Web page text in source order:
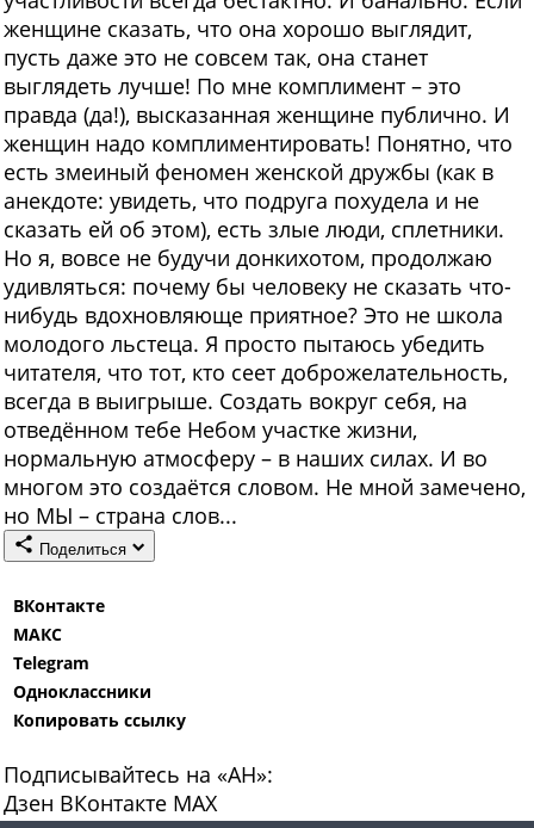
женщине сказать, что она хорошо выглядит,
пусть даже это не совсем так, она станет
выглядеть лучше! По мне комплимент – это
правда (да!), высказанная женщине публично. И
женщин надо комплиментировать! Понятно, что
есть змеиный феномен женской дружбы (как в
анекдоте: увидеть, что подруга похудела и не
сказать ей об этом), есть злые люди, сплетники.
Но я, вовсе не будучи донкихотом, продолжаю
удивляться: почему бы человеку не сказать что-
нибудь вдохновляюще приятное? Это не школа
молодого льстеца. Я просто пытаюсь убедить
читателя, что тот, кто сеет доброжелательность,
всегда в выигрыше. Создать вокруг себя, на
отведённом тебе Небом участке жизни,
нормальную атмосферу – в наших силах. И во
многом это создаётся словом. Не мной замечено,
но МЫ – страна слов...
Поделиться
ВКонтакте
МАКС
Telegram
Одноклассники
Копировать ссылку
Подписывайтесь на «АН»:
Дзен ВКонтакте МАХ